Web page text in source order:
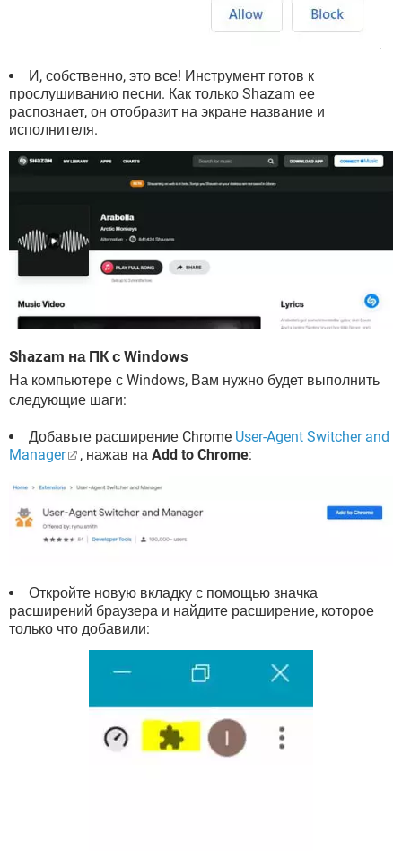
И, собственно, это все! Инструмент готов к
прослушиванию песни. Как только Shazam ее
распознает, он отобразит на экране название и
исполнителя.
Shazam на ПК с Windows
На компьютере с Windows, Вам нужно будет выполнить
следующие шаги:
Добавьте расширение Chrome User-Agent Switcher and
Manager
, нажав на Add to Chrome:
Откройте новую вкладку с помощью значка
расширений браузера и найдите расширение, которое
только что добавили: